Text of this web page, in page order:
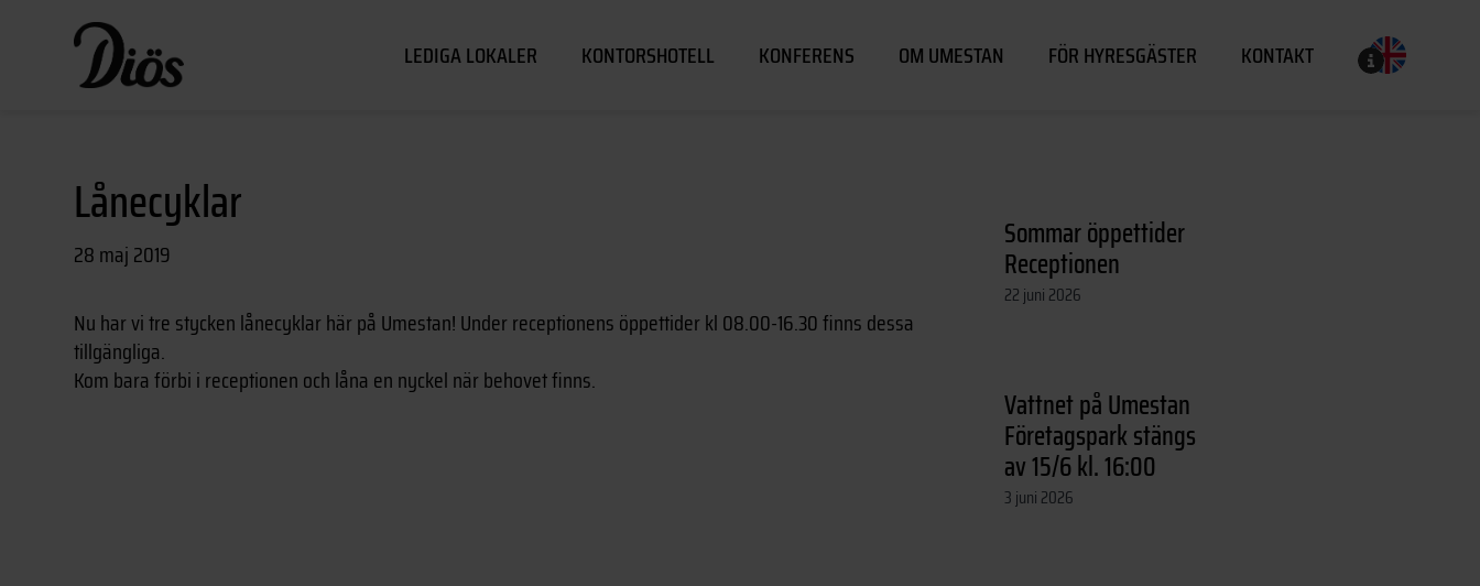
LEDIGA LOKALER KONTORSHOTELL KONFERENS OM UMESTAN FÖR HYRESGÄSTER KONTAKT
Lånecyklar
28 maj 2019
Nu har vi tre stycken lånecyklar här på Umestan! Under receptionens öppettider kl 08.00-16.30 finns dessa
tillgängliga.
Kom bara förbi i receptionen och låna en nyckel när behovet finns.
Sommar öppettider
Receptionen
22 juni 2026
Vattnet på Umestan
Företagspark stängs
av 15/6 kl. 16:00
3 juni 2026